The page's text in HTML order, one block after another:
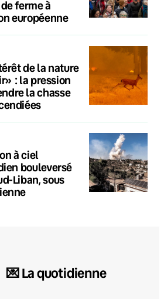
ferme à
européenne
de la nature
: la pression
la chasse
à ciel
bouleversé
Liban, sous
💌 La quotidienne